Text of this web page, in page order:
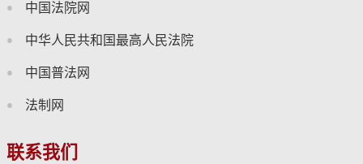
中国法院网
中华人民共和国最高人民法院
中国普法网
法制网
联系我们